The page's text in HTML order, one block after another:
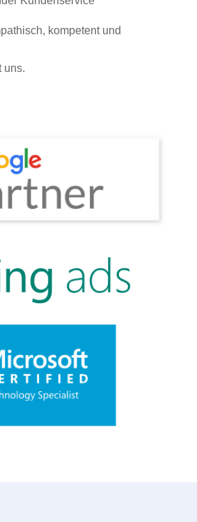
kompetent und
uns.